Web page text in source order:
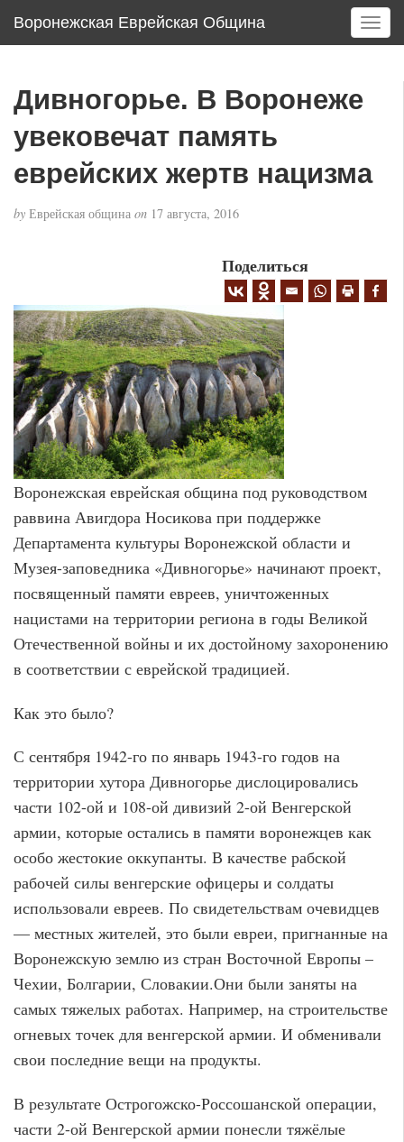
Воронежская Еврейская Община
T
o
v
i
o
Дивногорье. В Воронеже
увековечат память
еврейских жертв нацизма
by Еврейская община on 17 августа, 2016
Поделиться
Воронежская еврейская община под руководством
раввина Авигдора Носикова при поддержке
Департамента культуры Воронежской области и
Музея-заповедника «Дивногорье» начинают проект,
посвященный памяти евреев, уничтоженных
нацистами на территории региона в годы Великой
Отечественной войны и их достойному захоронению
в соответствии с еврейской традицией.
Как это было?
С сентября 1942-го по январь 1943-го годов на
территории хутора Дивногорье дислоцировались
части 102-ой и 108-ой дивизий 2-ой Венгерской
армии, которые остались в памяти воронежцев как
особо жестокие оккупанты. В качестве рабской
рабочей силы венгерские офицеры и солдаты
использовали евреев. По свидетельствам очевидцев
— местных жителей, это были евреи, пригнанные на
Воронежскую землю из стран Восточной Европы –
Чехии, Болгарии, Словакии.Они были заняты на
самых тяжелых работах. Например, на строительстве
огневых точек для венгерской армии. И обменивали
свои последние вещи на продукты.
В результате Острогожско-Россошанской операции,
части 2-ой Венгерской армии понесли тяжёлые